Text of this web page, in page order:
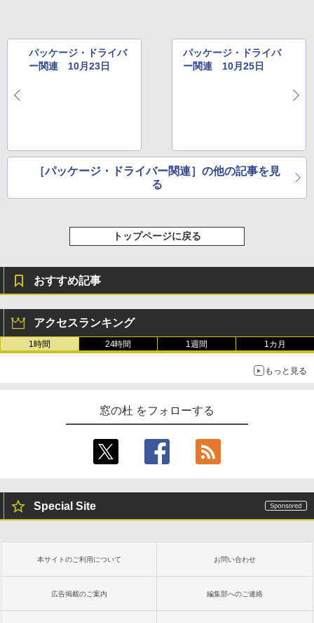
パッケージ・ドライバ
ー関連 10月23日
パッケージ・ドライバ
ー関連 10月25日
［パッケージ・ドライバー関連］の他の記事を見
る
トップページに戻る
おすすめ記事
アクセスランキング
1時間 24時間 1週間 1カ月
もっと見る
窓の杜 をフォローする
Special Site
本サイトのご利用について お問い合わせ
広告掲載のご案内 編集部へのご連絡